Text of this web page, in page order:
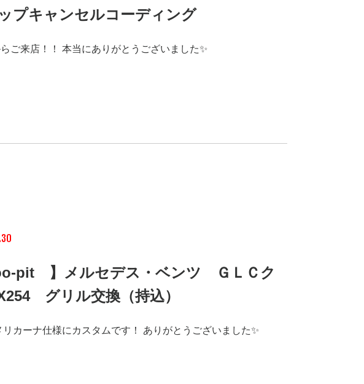
プキャンセルコーディング
ご来店！！ 本当にありがとうございました✨
pit 】メルセデス・ベンツ ＧＬＣク
グリル交換（持込）
リカーナ仕様にカスタムです！ ありがとうございました✨